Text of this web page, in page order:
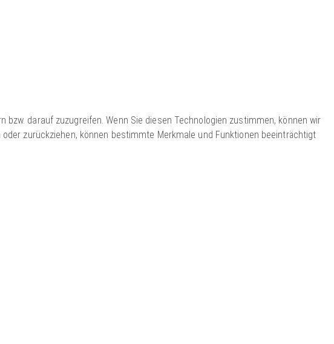
darauf zuzugreifen. Wenn Sie diesen Technologien zustimmen, können wir
zurückziehen, können bestimmte Merkmale und Funktionen beeinträchtigt